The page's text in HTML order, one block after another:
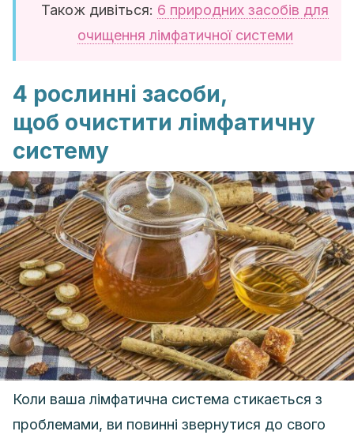
Також дивіться: 6 природних засобів для
очищення лімфатичної системи
4 рослинні засоби,
щоб очистити лімфатичну
систему
Коли ваша лімфатична система стикається з
проблемами, ви повинні звернутися до свого